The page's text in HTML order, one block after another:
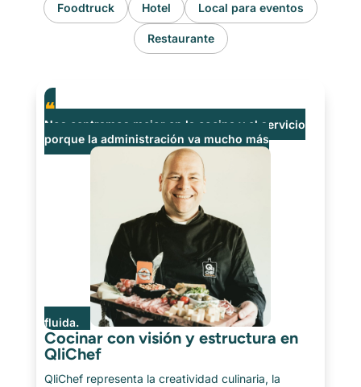
Foodtruck Hotel Local para eventos
Restaurante
Nos centramos mejor en la cocina y el servicio
porque la administración va mucho más
fluida.
Cocinar con visión y estructura en
QliChef
QliChef representa la creatividad culinaria, la